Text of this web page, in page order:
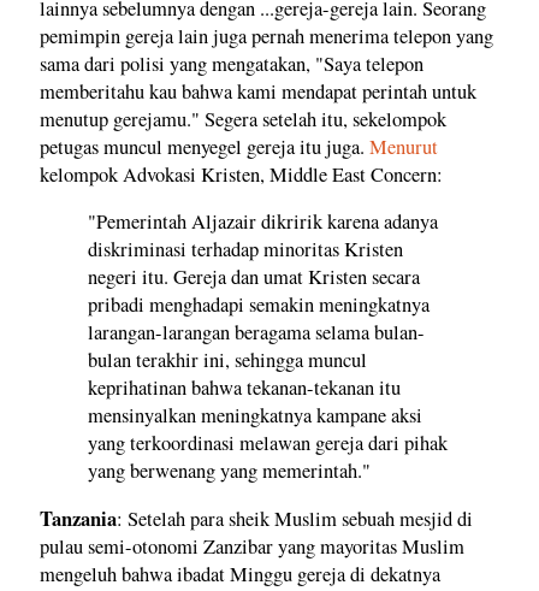
lainnya sebelumnya dengan ...gereja-gereja lain. Seorang
pemimpin gereja lain juga pernah menerima telepon yang
sama dari polisi yang mengatakan, "Saya telepon
memberitahu kau bahwa kami mendapat perintah untuk
menutup gerejamu." Segera setelah itu, sekelompok
petugas muncul menyegel gereja itu juga. Menurut
kelompok Advokasi Kristen, Middle East Concern:
"Pemerintah Aljazair dikririk karena adanya
diskriminasi terhadap minoritas Kristen
negeri itu. Gereja dan umat Kristen secara
pribadi menghadapi semakin meningkatnya
larangan-larangan beragama selama bulan-
bulan terakhir ini, sehingga muncul
keprihatinan bahwa tekanan-tekanan itu
mensinyalkan meningkatnya kampane aksi
yang terkoordinasi melawan gereja dari pihak
yang berwenang yang memerintah."
Tanzania: Setelah para sheik Muslim sebuah mesjid di
pulau semi-otonomi Zanzibar yang mayoritas Muslim
mengeluh bahwa ibadat Minggu gereja di dekatnya